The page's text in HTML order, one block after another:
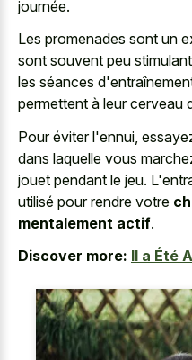
journée.
Les promenades sont un
sont souvent peu
les séances
permettent à leur cerveau
Pour éviter l'ennui,
dans laquelle vous
jouet pendant le jeu.
utilisé pour rendre votre
mentalement actif.
Discover more: Il a Été